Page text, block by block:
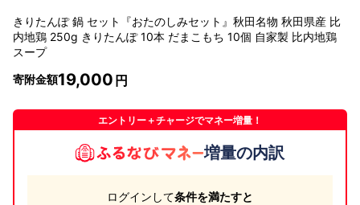
きりたんぽ 鍋 セット『おたのしみセット』秋田名物 秋田県産 比
内地鶏 250g きりたんぽ 10本 だまこもち 10個 自家製 比内地鶏
スープ
寄附金額19,000
エントリー＋チャージでマネー増量！
増量の内訳
ログインして条件を満たすと